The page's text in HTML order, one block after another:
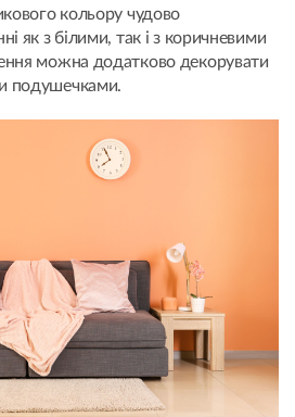
кольору чудово
як з білими, так і з коричневими
можна додатково декорувати
подушечками.